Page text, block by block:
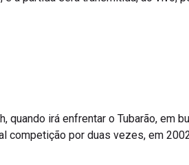
quando irá enfrentar o Tubarão, em
competição por duas vezes, em